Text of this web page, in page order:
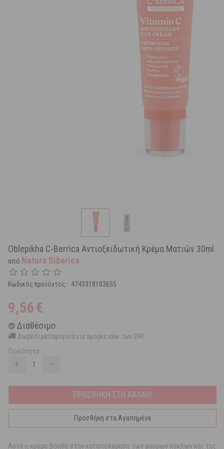
Oblepikha C-Berrica Αντιοξειδωτική Κρέμα Ματιών 30ml
από Natura Siberica
Κωδικός προϊόντος: 4743318103655
9,56€
Διαθέσιμο
Δωρεάν μεταφορικά για αγορές άνω των 39€
Ποσότητα:
+ −
ΠΡΟΣΘΗΚΗ ΣΤΟ ΚΑΛΑΘΙ
Προσθήκη στα Αγαπημένα
Αυτή η κρέμα βοηθά στην καταπολέμηση των μαύρων κύκλων και της